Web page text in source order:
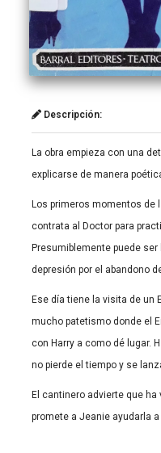
Descripción:
La obra empieza con una
explicarse de manera
Los primeros momentos de
contrata al Doctor para
Presumiblemente puede
depresión por el abandono
Ese día tiene la visita de un
mucho patetismo donde el
con Harry a como dé lugar.
no pierde el tiempo y se
El cantinero advierte que
promete a Jeanie ayudarla